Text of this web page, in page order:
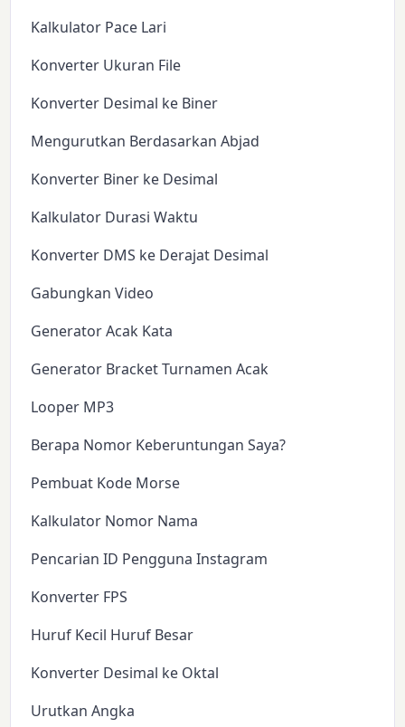
Kalkulator Pace Lari
Konverter Ukuran File
Konverter Desimal ke Biner
Mengurutkan Berdasarkan Abjad
Konverter Biner ke Desimal
Kalkulator Durasi Waktu
Konverter DMS ke Derajat Desimal
Gabungkan Video
Generator Acak Kata
Generator Bracket Turnamen Acak
Looper MP3
Berapa Nomor Keberuntungan Saya?
Pembuat Kode Morse
Kalkulator Nomor Nama
Pencarian ID Pengguna Instagram
Konverter FPS
Huruf Kecil Huruf Besar
Konverter Desimal ke Oktal
Urutkan Angka